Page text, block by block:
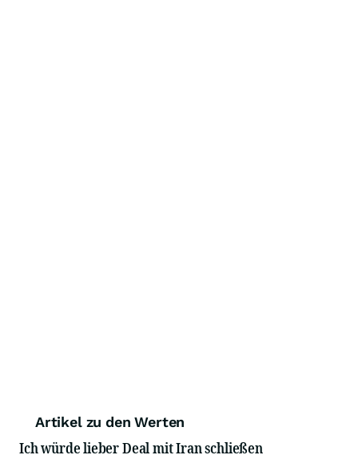
Artikel zu den Werten
Ich würde lieber Deal mit Iran schließen